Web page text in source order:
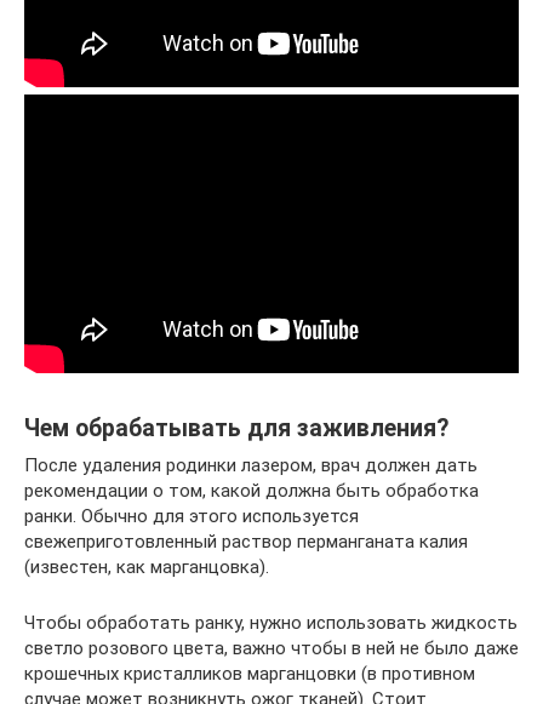
Чем обрабатывать для заживления?
После удаления родинки лазером, врач должен дать
рекомендации о том, какой должна быть обработка
ранки. Обычно для этого используется
свежеприготовленный раствор перманганата калия
(известен, как марганцовка).
Чтобы обработать ранку, нужно использовать жидкость
светло розового цвета, важно чтобы в ней не было даже
крошечных кристалликов марганцовки (в противном
случае может возникнуть ожог тканей). Стоит